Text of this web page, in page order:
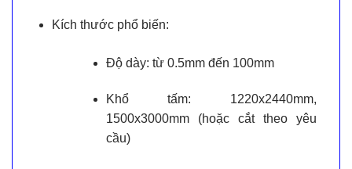
Kích thước phổ biến:
Độ dày: từ 0.5mm đến 100mm
Khổ tấm: 1220x2440mm,
1500x3000mm (hoặc cắt theo yêu
cầu)